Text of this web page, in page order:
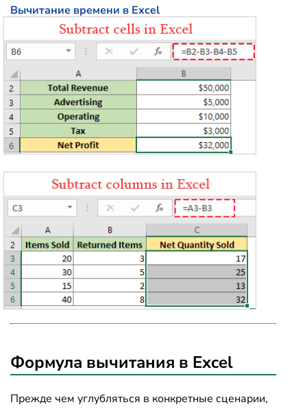
Вычитание времени в Excel
Формула вычитания в Excel
Прежде чем углубляться в конкретные сценарии,